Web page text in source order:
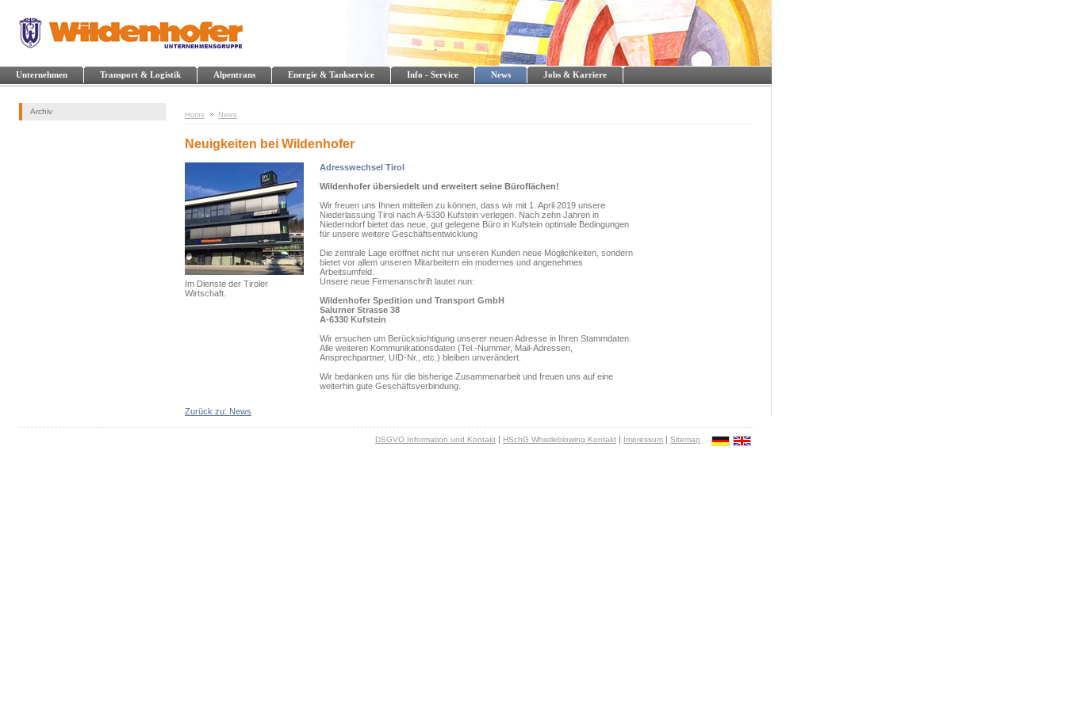
Unternehmen Transport & Logistik Alpentrans Energie & Tankservice Info - Service News Jobs & Karriere
Archiv Home News
Neuigkeiten bei Wildenhofer
Im Dienste der Tiroler
Wirtschaft.
Adresswechsel Tirol
Wildenhofer übersiedelt und erweitert seine Büroflächen!
Wir freuen uns Ihnen mitteilen zu können, dass wir mit 1. April 2019 unsere
Niederlassung Tirol nach A-6330 Kufstein verlegen. Nach zehn Jahren in
Niederndorf bietet das neue, gut gelegene Büro in Kufstein optimale Bedingungen
für unsere weitere Geschäftsentwicklung
Die zentrale Lage eröffnet nicht nur unseren Kunden neue Möglichkeiten, sondern
bietet vor allem unseren Mitarbeitern ein modernes und angenehmes
Arbeitsumfeld.
Unsere neue Firmenanschrift lautet nun:
Wildenhofer Spedition und Transport GmbH
Salurner Strasse 38
A-6330 Kufstein
Wir ersuchen um Berücksichtigung unserer neuen Adresse in Ihren Stammdaten.
Alle weiteren Kommunikationsdaten (Tel.-Nummer, Mail-Adressen,
Ansprechpartner, UID-Nr., etc.) bleiben unverändert.
Wir bedanken uns für die bisherige Zusammenarbeit und freuen uns auf eine
weiterhin gute Geschäftsverbindung.
Zurück zu: News
DSGVO Information und Kontakt | HSchG Whistleblowing Kontakt | Impressum | Sitemap